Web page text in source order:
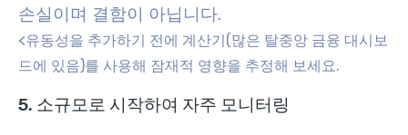
손실이며 결함이 아닙니다.
<유동성을 추가하기 전에 계산기(많은 탈중앙 금융 대시보
드에 있음)를 사용해 잠재적 영향을 추정해 보세요.
5. 소규모로 시작하여 자주 모니터링